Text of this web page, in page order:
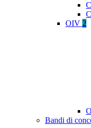
OIV 2
Bandi di